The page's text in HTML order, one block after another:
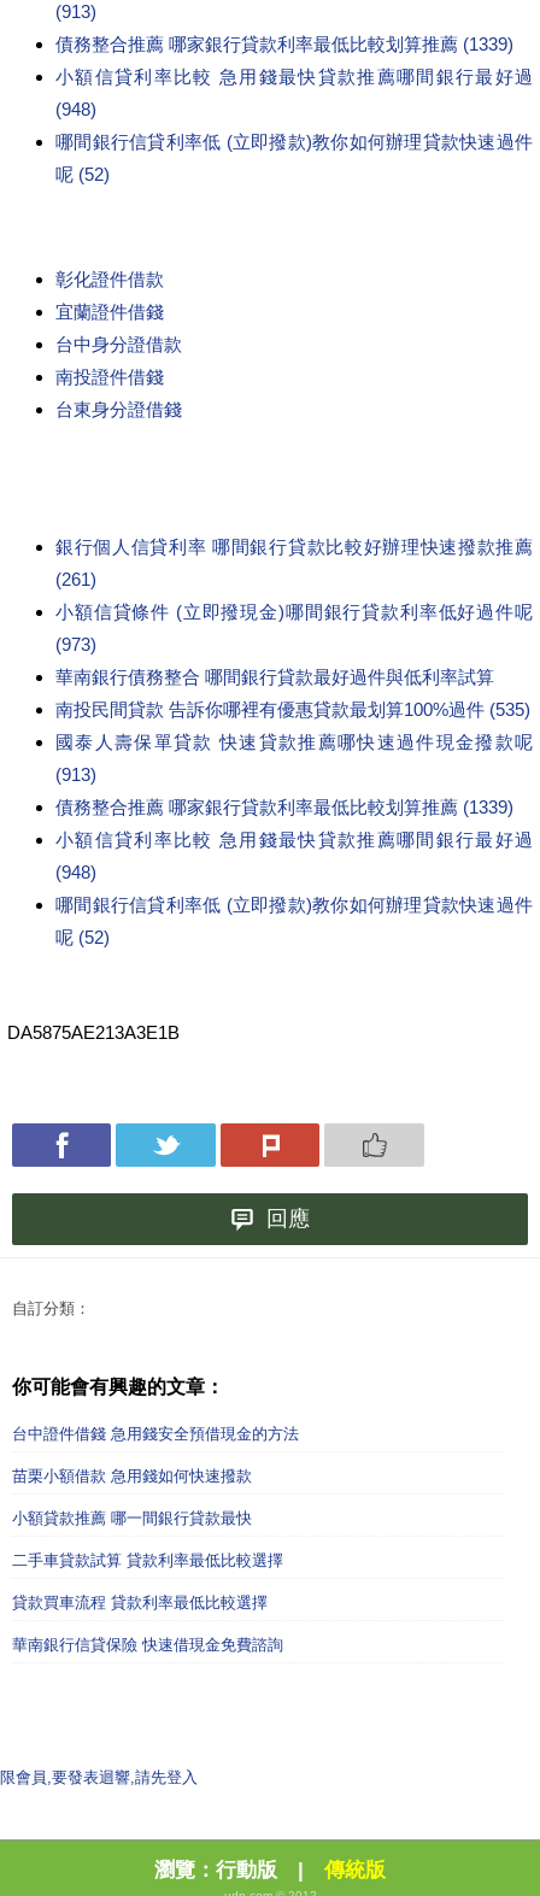
(913)
債務整合推薦 哪家銀行貸款利率最低比較划算推薦 (1339)
小額信貸利率比較 急用錢最快貸款推薦哪間銀行最好過
(948)
哪間銀行信貸利率低 (立即撥款)教你如何辦理貸款快速過件
呢 (52)
彰化證件借款
宜蘭證件借錢
台中身分證借款
南投證件借錢
台東身分證借錢
銀行個人信貸利率 哪間銀行貸款比較好辦理快速撥款推薦
(261)
小額信貸條件 (立即撥現金)哪間銀行貸款利率低好過件呢
(973)
華南銀行債務整合 哪間銀行貸款最好過件與低利率試算
南投民間貸款 告訴你哪裡有優惠貸款最划算100%過件 (535)
國泰人壽保單貸款 快速貸款推薦哪快速過件現金撥款呢
(913)
債務整合推薦 哪家銀行貸款利率最低比較划算推薦 (1339)
小額信貸利率比較 急用錢最快貸款推薦哪間銀行最好過
(948)
哪間銀行信貸利率低 (立即撥款)教你如何辦理貸款快速過件
呢 (52)
DA5875AE213A3E1B
回應
自訂分類：
你可能會有興趣的文章：
台中證件借錢 急用錢安全預借現金的方法
苗栗小額借款 急用錢如何快速撥款
小額貸款推薦 哪一間銀行貸款最快
二手車貸款試算 貸款利率最低比較選擇
貸款買車流程 貸款利率最低比較選擇
華南銀行信貸保險 快速借現金免費諮詢
限會員,要發表迴響,請先登入
瀏覽： 行動版 | 傳統版